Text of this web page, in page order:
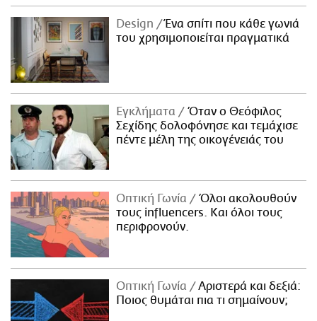
Design
Ένα σπίτι που κάθε γωνιά
του χρησιμοποιείται πραγματικά
Εγκλήματα
Όταν ο Θεόφιλος
Σεχίδης δολοφόνησε και τεμάχισε
πέντε μέλη της οικογένειάς του
Οπτική Γωνία
Όλοι ακολουθούν
τους influencers. Και όλοι τους
περιφρονούν.
Οπτική Γωνία
Αριστερά και δεξιά:
Ποιος θυμάται πια τι σημαίνουν;